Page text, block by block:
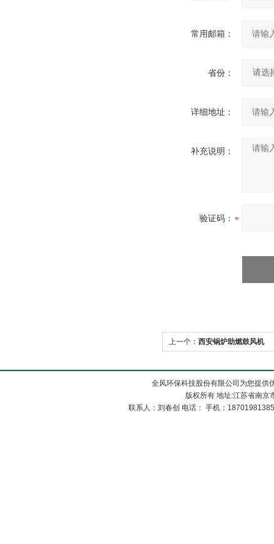
常用邮箱：
省份：
详细地址：
补充说明：
验证码：
上一个： 西安锅炉助燃鼓风机
全风环保科技股份有限公司为您提供
版权所有 地址:江苏省南
联系人：刘春创 电话： 手机：